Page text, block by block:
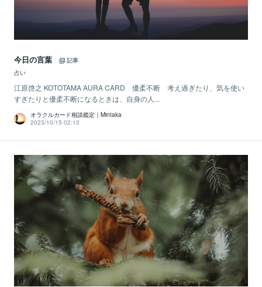
今日の言葉
記事
占い
江原啓之 KOTOTAMA AURA CARD 優柔不断 考え過ぎたり、気を使い
すぎたりと優柔不断になるときは、自身の人...
オラクルカード相談鑑定｜Mintaka
2023/10/15 02:13